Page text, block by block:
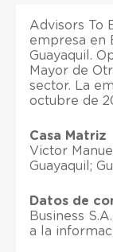
Advisors To
empresa en
Guayaquil.
Mayor de
sector. La
octubre de
Casa Matriz
Victor
Guayaquil;
Datos de
Business
a la